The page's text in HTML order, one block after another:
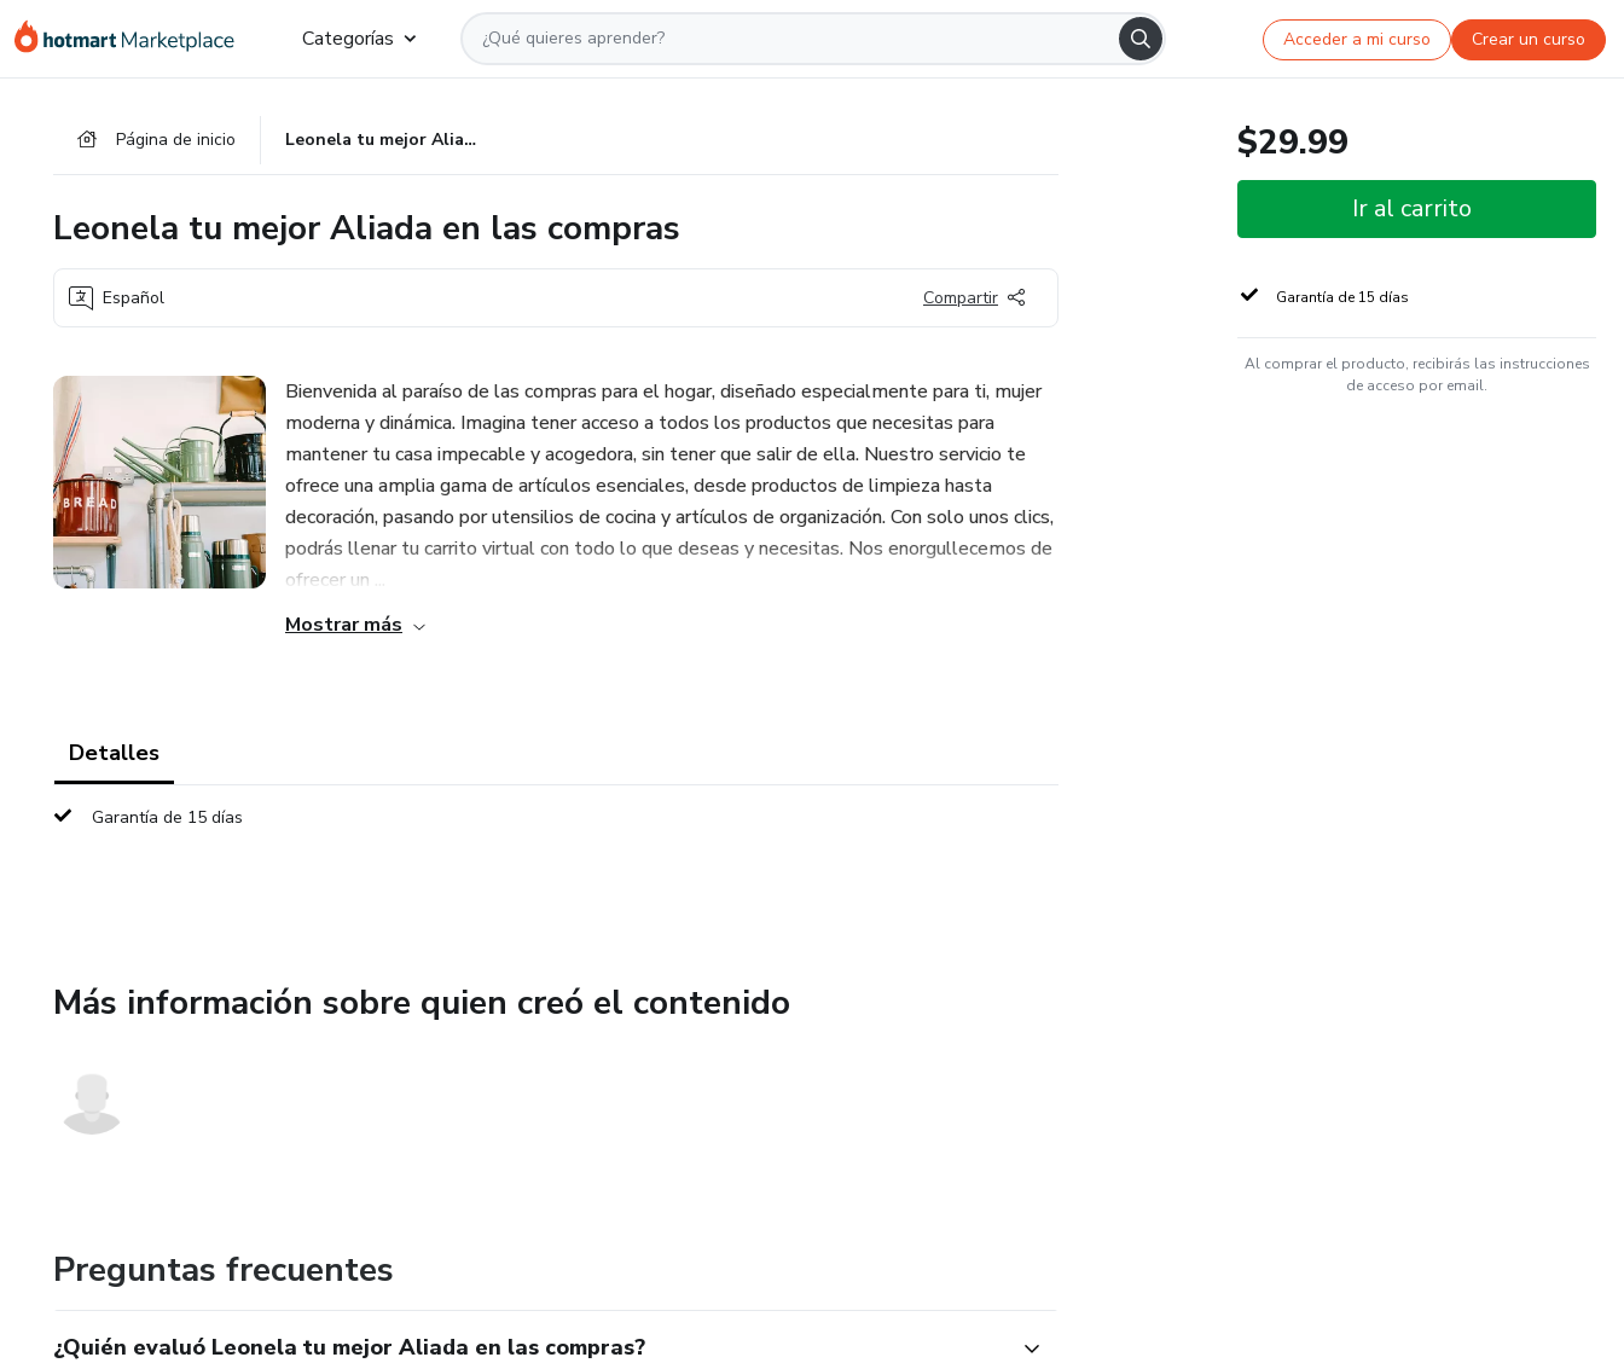
Categorías Acceder a mi curso Crear un curso
Página de inicio Leonela tu mejor Aliada en las compras
Leonela tu mejor Aliada en las compras
Español Compartir
Bienvenida al paraíso de las compras para el hogar, diseñado especialmente para ti, mujer
moderna y dinámica. Imagina tener acceso a todos los productos que necesitas para
mantener tu casa impecable y acogedora, sin tener que salir de ella. Nuestro servicio te
ofrece una amplia gama de artículos esenciales, desde productos de limpieza hasta
decoración, pasando por utensilios de cocina y artículos de organización. Con solo unos clics,
podrás llenar tu carrito virtual con todo lo que deseas y necesitas. Nos enorgullecemos de
ofrecer un ...
Mostrar más
Detalles
Garantía de 15 días
Más información sobre quien creó el contenido
Preguntas frecuentes
¿Quién evaluó Leonela tu mejor Aliada en las compras?
$29.99
Ir al carrito
Garantía de 15 días
Al comprar el producto, recibirás las instrucciones
de acceso por email.